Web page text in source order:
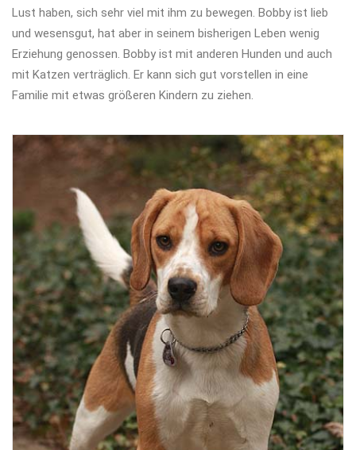
Lust haben, sich sehr viel mit ihm zu bewegen. Bobby ist lieb
und wesensgut, hat aber in seinem bisherigen Leben wenig
Erziehung genossen. Bobby ist mit anderen Hunden und auch
mit Katzen verträglich. Er kann sich gut vorstellen in eine
Familie mit etwas größeren Kindern zu ziehen.